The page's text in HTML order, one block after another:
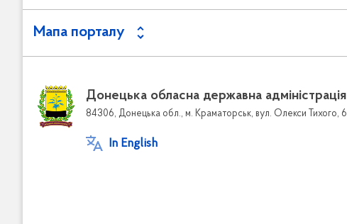
Мапа порталу
Донецька обласна державна адміністрація
84306, Донецька обл., м. Краматорськ, вул. Олекси Тихого, 6
In English